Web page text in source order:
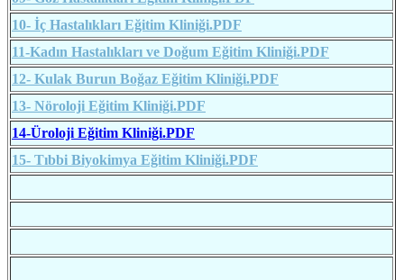
10- İç Hastalıkları Eğitim Kliniği.PDF
11-Kadın Hastalıkları ve Doğum Eğitim Kliniği.PDF
12- Kulak Burun Boğaz Eğitim Kliniği.PDF
13- Nöroloji Eğitim Kliniği.PDF
14-Üroloji Eğitim Kliniği.PDF
15- Tıbbi Biyokimya Eğitim Kliniği.PDF